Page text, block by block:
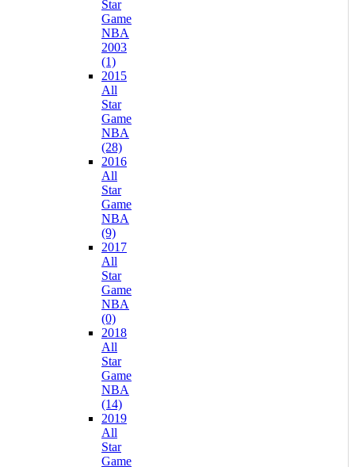
Star
Game
NBA
2003
(1)
2015
All
Star
Game
NBA
(28)
2016
All
Star
Game
NBA
(9)
2017
All
Star
Game
NBA
(0)
2018
All
Star
Game
NBA
(14)
2019
All
Star
Game